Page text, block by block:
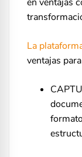
en ventajas
La
ventajas